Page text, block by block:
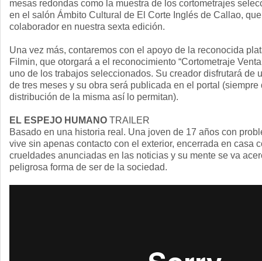
mesas redondas como la muestra de los cortometrajes
en el salón Ámbito Cultural de El Corte Inglés de Callao,
colaborador en nuestra sexta edición.
Una vez más, contaremos con el apoyo de la reconocida
Filmin, que otorgará a el reconocimiento “Cortometraje
uno de los trabajos seleccionados. Su creador disfrutará de
de tres meses y su obra será publicada en el portal
distribución de la misma así lo permitan).
EL ESPEJO HUMANO TRAILER
Basado en una historia real. Una joven de 17 años con
vive sin apenas contacto con el exterior, encerrada en casa
crueldades anunciadas en las noticias y su mente se va
peligrosa forma de ser de la sociedad.